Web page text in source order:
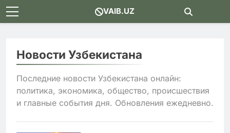
Skip
to
VAIB.UZ
Новости Узбекистана
Последние новости Узбекистана онлайн:
политика, экономика, общество, происшествия
и главные события дня. Обновления ежедневно.